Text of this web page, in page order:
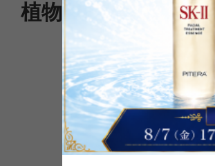
植物由来保湿スキ
与えるボ
P可
17%
OFF